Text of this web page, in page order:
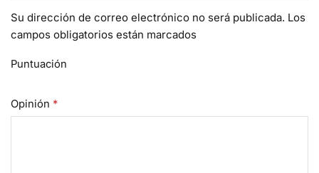
Su dirección de correo electrónico no será publicada. Los
campos obligatorios están marcados
Puntuación
Opinión *